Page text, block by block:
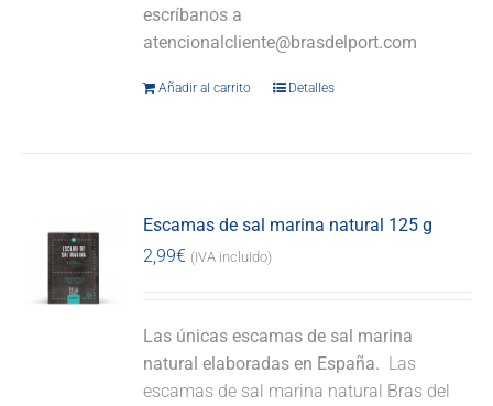
escríbanos a
atencionalcliente@brasdelport.com
Añadir al carrito Detalles
Escamas de sal marina natural 125 g
2,99€ (IVA incluido)
Las únicas escamas de sal marina
natural elaboradas en España. Las
escamas de sal marina natural Bras del